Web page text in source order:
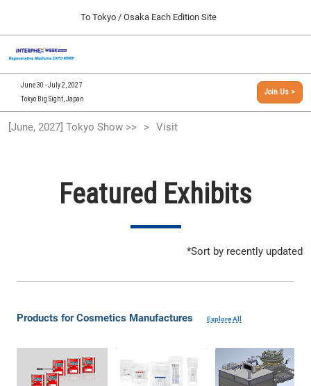
To Tokyo / Osaka Each Edition Site
09 30, 2026
[June, 2027] Tokyo Show >>
06 30, 2027
June 30 - July 2, 2027
Tokyo Big Sight, Japan
Join Us >
[June, 2027] Tokyo Show >> Visit
Featured Exhibits
*Sort by recently updated
Products for Cosmetics Manufactures Explore All